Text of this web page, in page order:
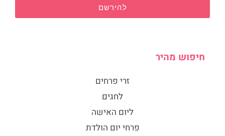
להירשם
חיפוש מהיר
זרי פרחים
לחגים
ליום האישה
פרחי יום הולדת